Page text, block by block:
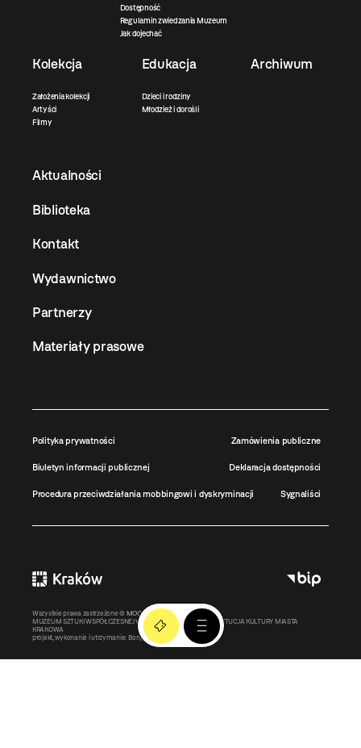
Dostępność
Regulamin zwiedzania Muzeum
Jak dojechać
Kolekcja
Założenia kolekcji
Artyści
Filmy
Edukacja
Dzieci i rodziny
Młodzież i dorośli
Archiwum
Aktualności
Biblioteka
Kontakt
Wydawnictwo
Partnerzy
Materiały prasowe
Polityka prywatności Zamówienia publiczne
Biuletyn informacji publicznej Deklaracja dostępności
Procedura przeciwdziałania mobbingowi i dyskryminacji Sygnaliści
Wszystkie prawa zastrzeżone © MOCAK2011-2026
MUZEUM SZTUKI WSPÓŁCZESNEJ W KRAKOWIE MOCAK – INSTYTUCJA KULTURY MIASTA
KRAKOWA
projekt, wykonanie i utrzymanie: Bonjour.pl